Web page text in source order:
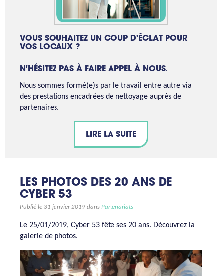
VOUS SOUHAITEZ UN COUP D'ÉCLAT POUR
VOS LOCAUX ?
N'HÉSITEZ PAS À FAIRE APPEL À NOUS.
Nous sommes formé(e)s par le travail entre autre via
des prestations encadrées de nettoyage auprès de
partenaires.
LIRE LA SUITE
LES PHOTOS DES 20 ANS DE
CYBER 53
Publié le 31 janvier 2019 dans Partenariats
Le 25/01/2019, Cyber 53 fête ses 20 ans. Découvrez la
galerie de photos.